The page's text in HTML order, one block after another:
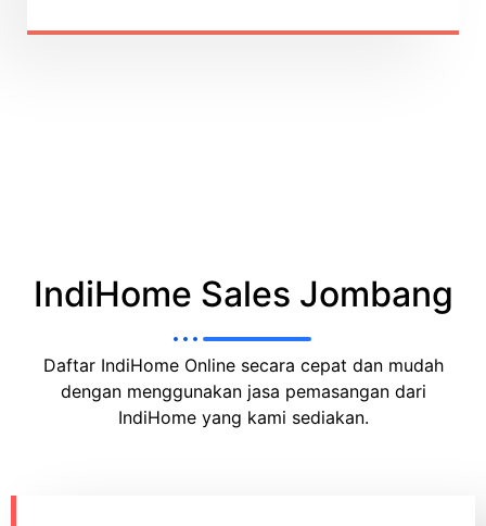
IndiHome Sales Jombang
Daftar IndiHome Online secara cepat dan mudah
dengan menggunakan jasa pemasangan dari
IndiHome yang kami sediakan.